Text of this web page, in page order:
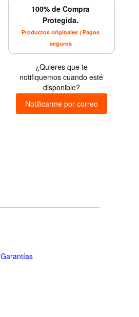
100% de Compra
Protegida.
Productos originales | Pagos
seguros
¿Quieres que te
notifiquemos cuando esté
disponible?
Notificarme por correo
Garantías